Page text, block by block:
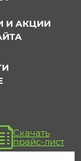
И АКЦИИ
Скачать
прайс-лист